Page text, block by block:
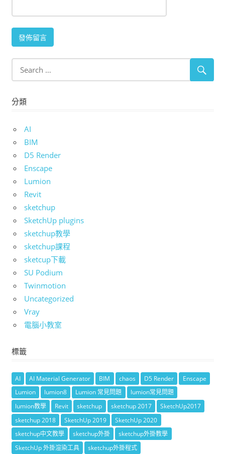
分類
AI
BIM
D5 Render
Enscape
Lumion
Revit
sketchup
SketchUp plugins
sketchup教學
sketchup課程
sketcup下載
SU Podium
Twinmotion
Uncategorized
Vray
電腦小教室
標籤
AI AI Material Generator BIM chaos D5 Render
Enscape
Lumion
lumion8 Lumion 常見問題
lumion常見問題
lumion教學
Revit sketchup sketchup 2017
SketchUp2017
sketchup 2018
SketchUp 2019
SketchUp 2020
sketchup中文教學
sketchup外掛
sketchup外掛教學
SketchUp 外掛渲染工具
sketchup外掛程式